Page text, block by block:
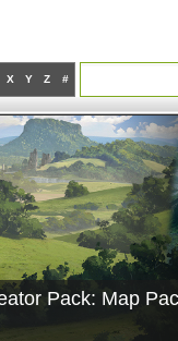
X Y Z #
Pack: Map